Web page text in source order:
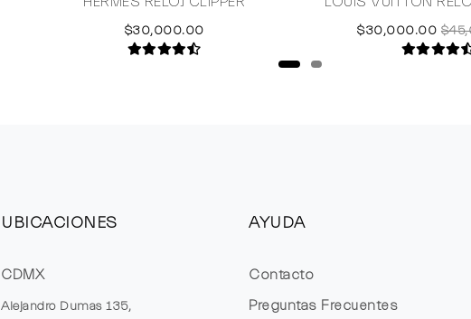
$30,000.00 $30,000.00
UBICACIONES
CDMX
Alejandro Dumas 135,
AYUDA
Contacto
Preguntas Frecuentes